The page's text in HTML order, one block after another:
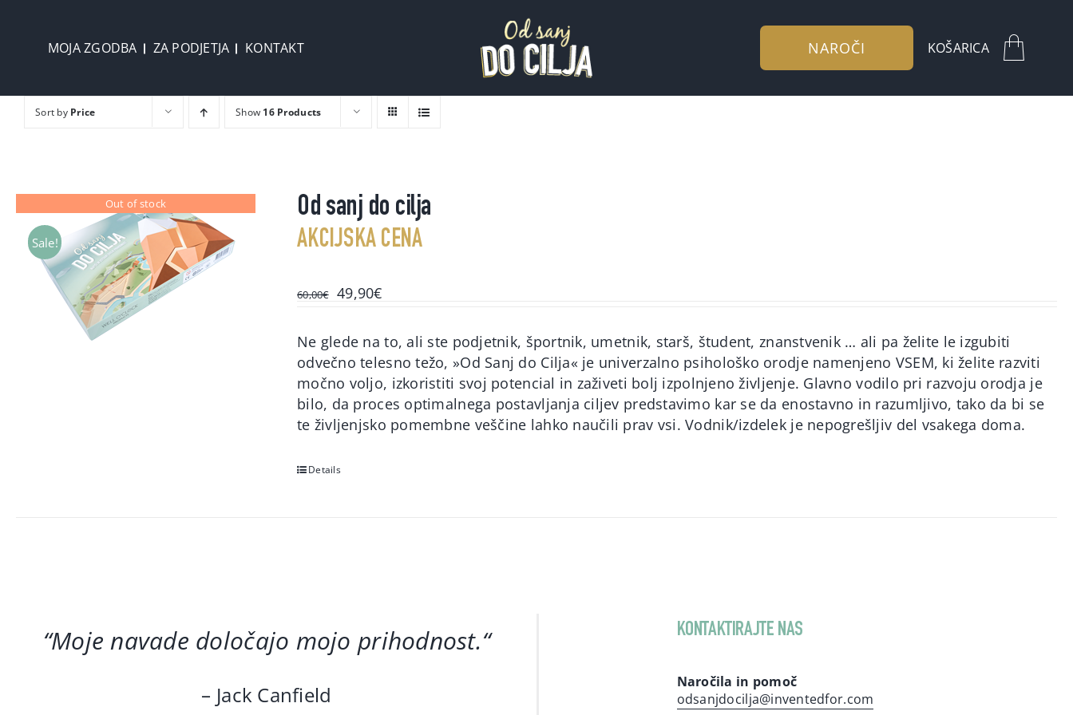
contentMOJA ZGODBA ZA PODJETJA KONTAKT NAROČI KOŠARICA
Sort by Price Show 16 Products
Out of stock
Sale!
Od sanj do cilja
AKCIJSKA CENA
60,00€ Original
was:
60,00€.
49,90€Current
is:
49,90€.
Ne glede na to, ali ste podjetnik, športnik, umetnik, starš, študent, znanstvenik … ali pa želite le izgubiti
odvečno telesno težo, »Od Sanj do Cilja« je univerzalno psihološko orodje namenjeno VSEM, ki želite razviti
močno voljo, izkoristiti svoj potencial in zaživeti bolj izpolnjeno življenje. Glavno vodilo pri razvoju orodja je
bilo, da proces optimalnega postavljanja ciljev predstavimo kar se da enostavno in razumljivo, tako da bi se
te življenjsko pomembne veščine lahko naučili prav vsi. Vodnik/izdelek je nepogrešljiv del vsakega doma.
Details
“Moje navade določajo mojo prihodnost.“
– Jack Canfield
KONTAKTIRAJTE NAS
Naročila in pomoč
odsanjdocilja@inventedfor.com